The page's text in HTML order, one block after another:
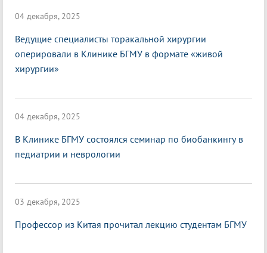
04 декабря, 2025
Ведущие специалисты торакальной хирургии
оперировали в Клинике БГМУ в формате «живой
хирургии»
04 декабря, 2025
В Клинике БГМУ состоялся семинар по биобанкингу в
педиатрии и неврологии
03 декабря, 2025
Профессор из Китая прочитал лекцию студентам БГМУ